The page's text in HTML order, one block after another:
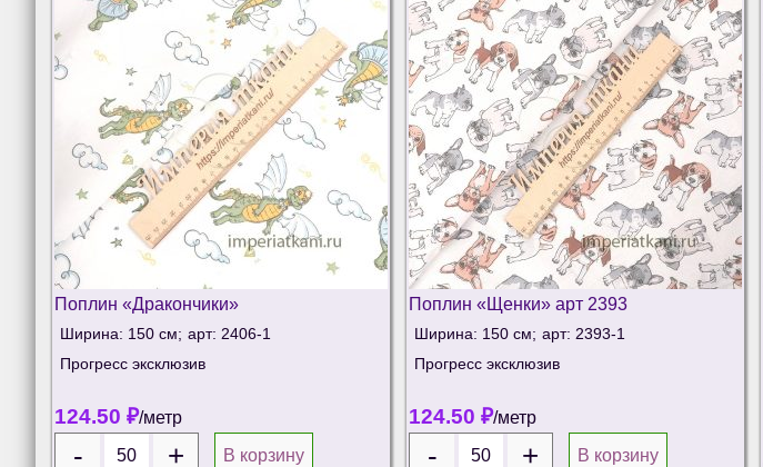
Поплин «Дракончики»
Ширина: 150 см; арт: 2406-1
Прогресс эксклюзив
124.50 ₽/метр
В корзину
Поплин «Щенки» арт 2393
Ширина: 150 см; арт: 2393-1
Прогресс эксклюзив
124.50 ₽/метр
В корзину